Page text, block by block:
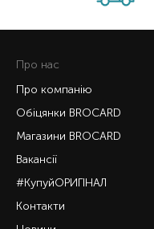
Про нас
Про компанію
Обіцянки BROCARD
Магазини BROCARD
Вакансії
#КупуйОРИГІНАЛ
Контакти